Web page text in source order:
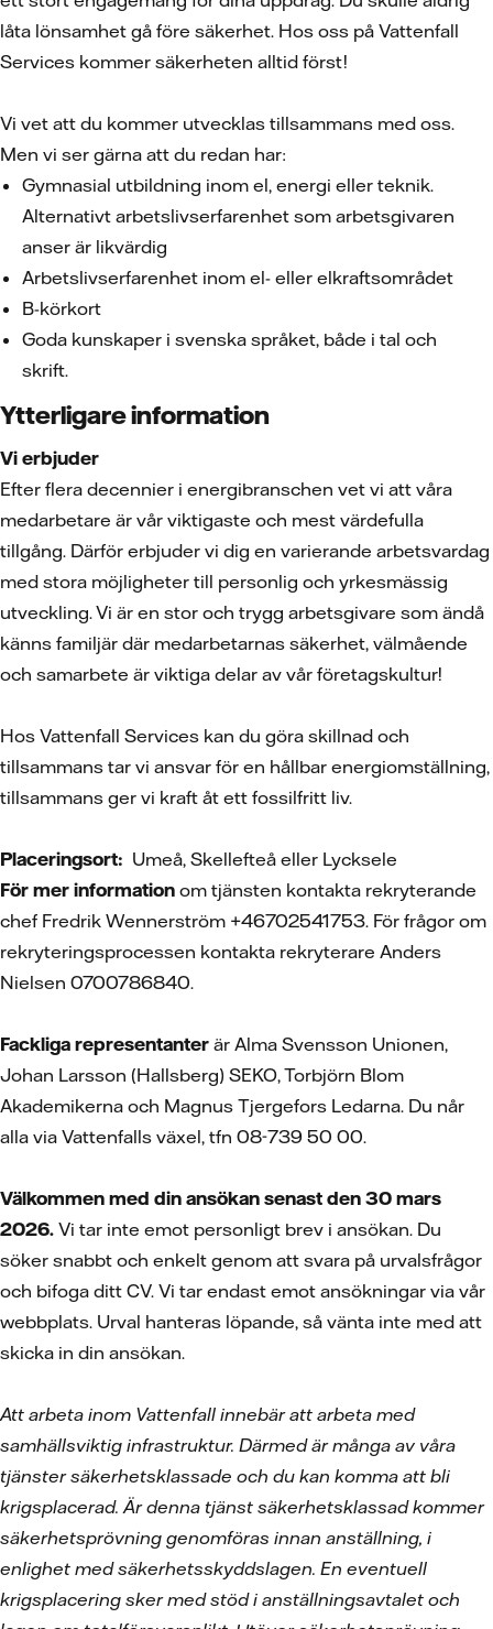
låta lönsamhet gå före säkerhet. Hos oss på Vattenfall
Services kommer säkerheten alltid först!
Vi vet att du kommer utvecklas tillsammans med oss.
Men vi ser gärna att du redan har:
Gymnasial utbildning inom el, energi eller teknik.
Alternativt arbetslivserfarenhet som arbetsgivaren
anser är likvärdig
Arbetslivserfarenhet inom el- eller elkraftsområdet
B-körkort
Goda kunskaper i svenska språket, både i tal och
skrift.
Ytterligare information
Vi erbjuder
Efter flera decennier i energibranschen vet vi att våra
medarbetare är vår viktigaste och mest värdefulla
tillgång. Därför erbjuder vi dig en varierande arbetsvardag
med stora möjligheter till personlig och yrkesmässig
utveckling. Vi är en stor och trygg arbetsgivare som ändå
känns familjär där medarbetarnas säkerhet, välmående
och samarbete är viktiga delar av vår företagskultur!
Hos Vattenfall Services kan du göra skillnad och
tillsammans tar vi ansvar för en hållbar energiomställning,
tillsammans ger vi kraft åt ett fossilfritt liv.
Placeringsort: Umeå, Skellefteå eller Lycksele
För mer information om tjänsten kontakta rekryterande
chef Fredrik Wennerström +46702541753. För frågor om
rekryteringsprocessen kontakta rekryterare Anders
Nielsen 0700786840.
Fackliga representanter är Alma Svensson Unionen,
Johan Larsson (Hallsberg) SEKO, Torbjörn Blom
Akademikerna och Magnus Tjergefors Ledarna. Du når
alla via Vattenfalls växel, tfn 08-739 50 00.
Välkommen med din ansökan senast den 30 mars
2026. Vi tar inte emot personligt brev i ansökan. Du
söker snabbt och enkelt genom att svara på urvalsfrågor
och bifoga ditt CV. Vi tar endast emot ansökningar via vår
webbplats. Urval hanteras löpande, så vänta inte med att
skicka in din ansökan.
Att arbeta inom Vattenfall innebär att arbeta med
samhällsviktig infrastruktur. Därmed är många av våra
tjänster säkerhetsklassade och du kan komma att bli
krigsplacerad. Är denna tjänst säkerhetsklassad kommer
säkerhetsprövning genomföras innan anställning, i
enlighet med säkerhetsskyddslagen. En eventuell
krigsplacering sker med stöd i anställningsavtalet och